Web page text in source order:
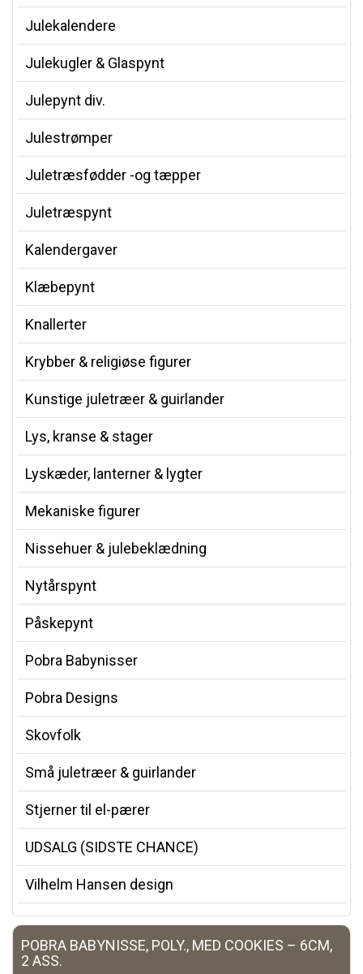
Julekalendere
Julekugler & Glaspynt
Julepynt div.
Julestrømper
Juletræsfødder -og tæpper
Juletræspynt
Kalendergaver
Klæbepynt
Knallerter
Krybber & religiøse figurer
Kunstige juletræer & guirlander
Lys, kranse & stager
Lyskæder, lanterner & lygter
Mekaniske figurer
Nissehuer & julebeklædning
Nytårspynt
Påskepynt
Pobra Babynisser
Pobra Designs
Skovfolk
Små juletræer & guirlander
Stjerner til el-pærer
UDSALG (SIDSTE CHANCE)
Vilhelm Hansen design
POBRA BABYNISSE, POLY., MED COOKIES – 6CM,
2 ASS.